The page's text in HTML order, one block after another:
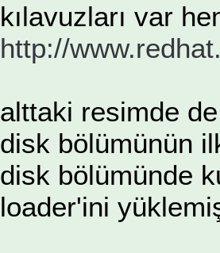
kılavuzları var
http://
alttaki resimde
disk bölümünün
disk bölümünde
loader'ini